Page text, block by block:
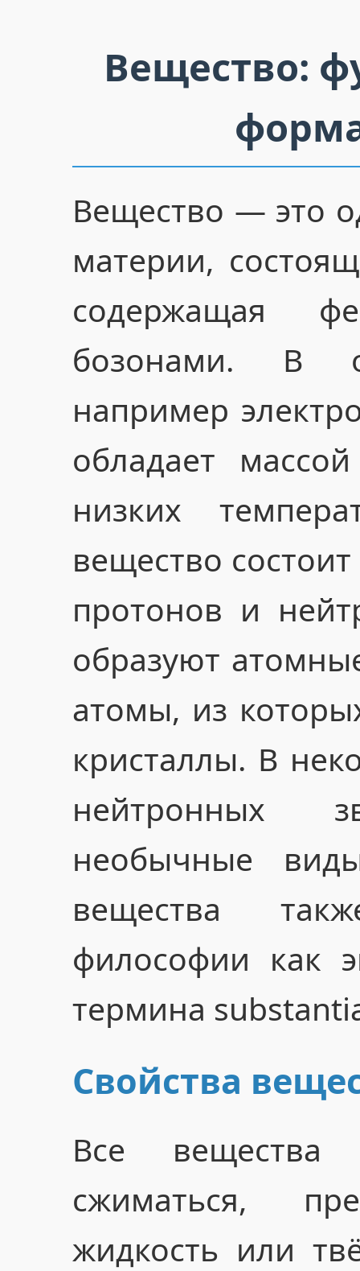
Вещество:
Вещество — это
материи,
содержащая
бозонами. В
например
обладает
низких
вещество
протонов и
образуют
атомы, из
кристаллы. В
нейтронных
необычные
вещества
философии как
термина
Свойства
Все вещества
сжиматься,
жидкость или